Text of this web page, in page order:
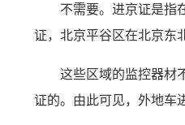
不需要。进京证是指
证，北京平谷区在北京东
这些区域的监控器材
证的。由此可见，外地车